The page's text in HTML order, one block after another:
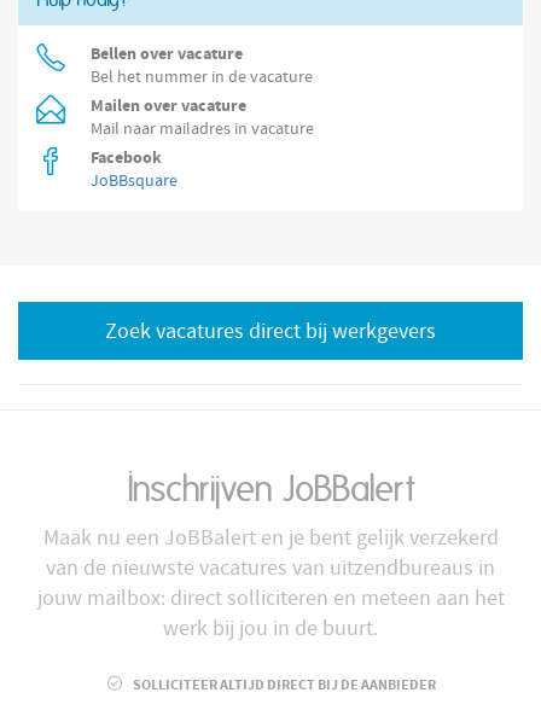
Bellen over vacature
Bel het nummer in de vacature
Mailen over vacature
Mail naar mailadres in vacature
Facebook
JoBBsquare
Zoek vacatures direct bij werkgevers
Inschrijven JoBBalert
Maak nu een JoBBalert en je bent gelijk verzekerd
van de nieuwste vacatures van uitzendbureaus in
jouw mailbox: direct solliciteren en meteen aan het
werk bij jou in de buurt.
SOLLICITEER ALTIJD DIRECT BIJ DE AANBIEDER